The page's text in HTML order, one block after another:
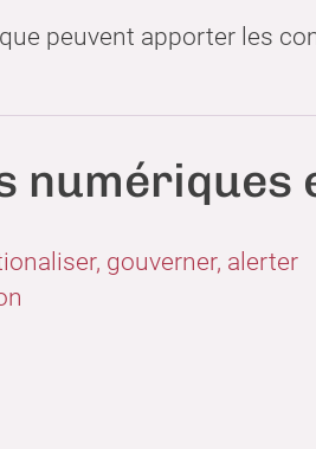
peuvent apporter les
gouverner, alerter